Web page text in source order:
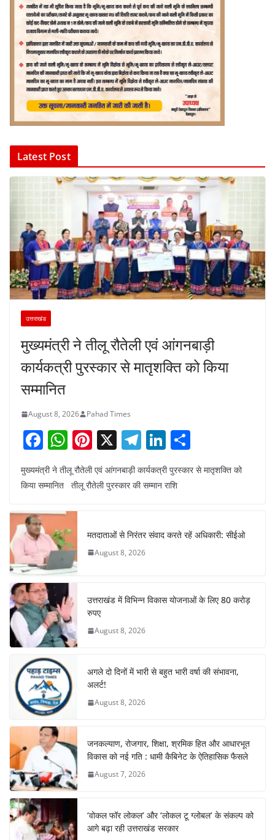
Latest Post
उत्तराखंड
मुख्यमंत्री ने तीलू रौतेली एवं आंगनबाड़ी
कार्यकत्री पुरस्कार से मातृशक्ति को किया
सम्मानित
August 8, 2026 Pahad Times
F
a
c
b
o
o
k
W
h
at
A
p
p
Pi
nt
er
X T
el
e
m
Li
n
k
n
h
ar
मुख्यमंत्री ने तीलू रौतेली एवं आंगनबाड़ी कार्यकत्री पुरस्कार से मातृशक्ति को
किया सम्मानित तीलू रौतेली पुरस्कार की सम्मान राशि
मतदाताओं से निरंतर संवाद करते रहें अधिकारी: सीईओ
August 8, 2026
उत्तराखंड में विभिन्न विकास योजनाओं के लिए 80 करोड़
रुपए
August 8, 2026
अगले दो दिनों में भारी से बहुत भारी वर्षा की संभावना,
अलर्ट!
August 8, 2026
जनकल्याण, रोजगार, शिक्षा, श्रमिक हित और आधारभूत
विकास को नई गति : धामी कैबिनेट के ऐतिहासिक फैसले
August 7, 2026
‘वोकल फॉर लोकल’ और ‘लोकल टू ग्लोबल’ के संकल्प को
आगे बढ़ा रही उत्तराखंड सरकार